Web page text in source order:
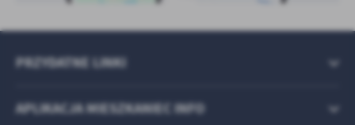
PRZYDATNE LINKI
APLIKACJA MIESZKANIEC INFO